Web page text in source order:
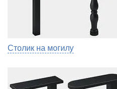
Столик на могилу